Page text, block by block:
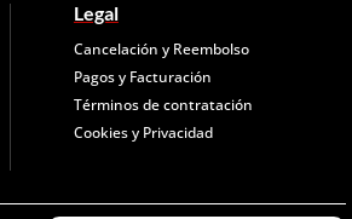
Legal
Cancelación y Reembolso
Pagos y Facturación
Términos de contratación
Cookies y Privacidad